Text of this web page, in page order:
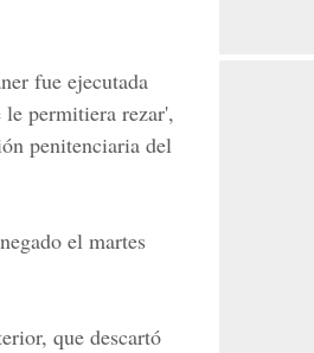
fue ejecutada
permitiera rezar',
penitenciaria del
el martes
que descartó